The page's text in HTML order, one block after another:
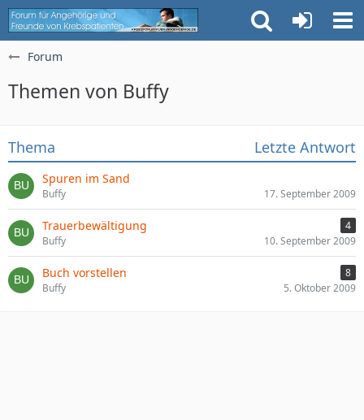
Forum
Themen von Buffy
Thema Letzte Antwort
Spuren im Sand
Buffy 17. September 2009
Trauerbewältigung
4
Buffy
10. September 2009
Buch vorstellen
8
Buffy
5. Oktober 2009